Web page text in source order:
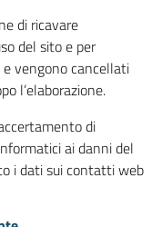
di ricavare
del sito e per
vengono cancellati
l’elaborazione.
di
ai danni del
i dati sui contatti web